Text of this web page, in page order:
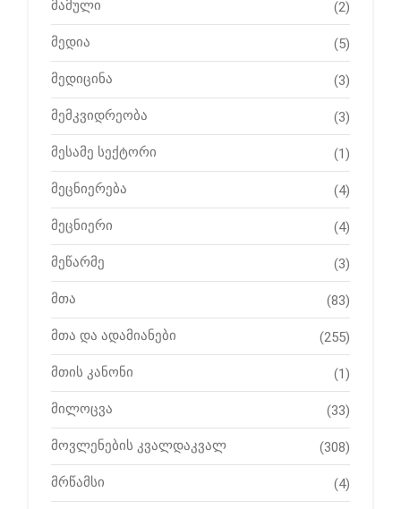
მამული (2)
მედია (5)
მედიცინა (3)
მემკვიდრეობა (3)
მესამე სექტორი (1)
მეცნიერება (4)
მეცნიერი (4)
მეწარმე (3)
მთა (83)
მთა და ადამიანები (255)
მთის კანონი (1)
მილოცვა (33)
მოვლენების კვალდაკვალ (308)
მრწამსი (4)